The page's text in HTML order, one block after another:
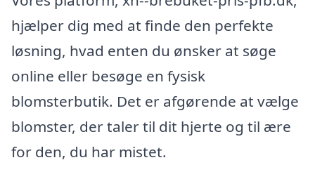
hjælper dig med at finde den perfekte
løsning, hvad enten du ønsker at søge
online eller besøge en fysisk
blomsterbutik. Det er afgørende at vælge
blomster, der taler til dit hjerte og til ære
for den, du har mistet.